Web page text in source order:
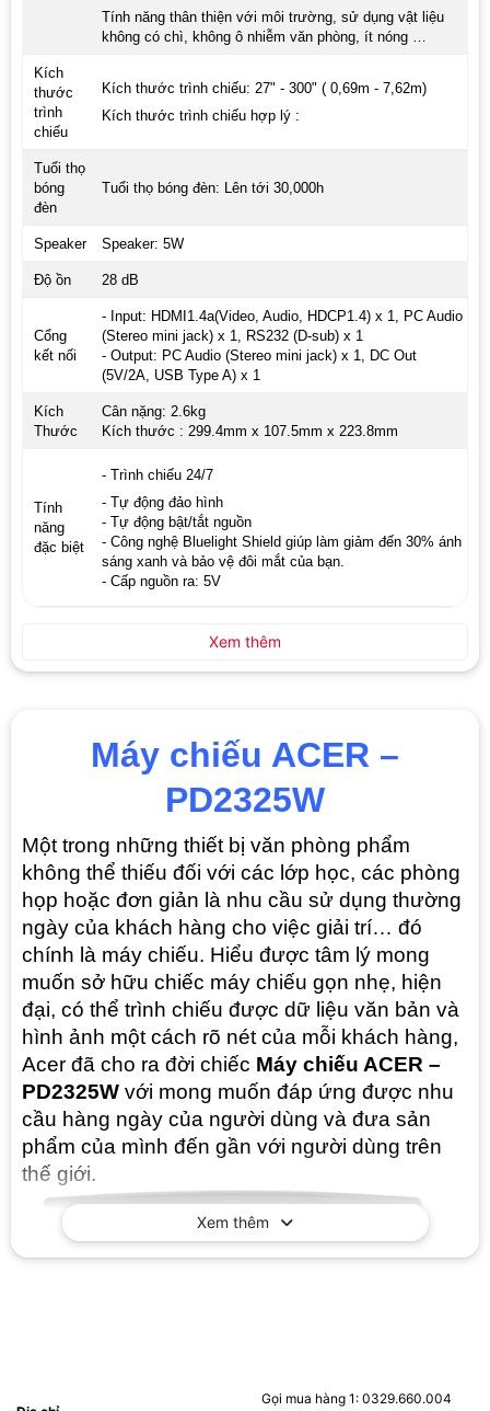
Máy chiếu ACER –
PD2325W
Một trong những thiết bị văn phòng phẩm
không thể thiếu đối với các lớp học, các phòng
họp hoặc đơn giản là nhu cầu sử dụng thường
ngày của khách hàng cho việc giải trí… đó
chính là máy chiếu. Hiểu được tâm lý mong
muốn sở hữu chiếc máy chiếu gọn nhẹ, hiện
đại, có thể trình chiếu được dữ liệu văn bản và
hình ảnh một cách rõ nét của mỗi khách hàng,
Acer đã cho ra đời chiếc Máy chiếu ACER –
PD2325W với mong muốn đáp ứng được nhu
cầu hàng ngày của người dùng và đưa sản
phẩm của mình đến gần với người dùng trên
thế giới.
107.5mm x 223.8mm thì bước đầu sản phẩm
Xem thêm
Tính năng thân thiện với môi trường, sử dụng vật liệu
không có chì, không ô nhiễm văn phòng, ít nóng …
Kích
thước
trình
chiếu
Kích thước trình chiếu: 27" - 300" ( 0,69m - 7,62m)
Kích thước trình chiếu hợp lý :
Tuổi thọ
bóng
đèn
Tuổi thọ bóng đèn: Lên tới 30,000h
Speaker Speaker: 5W
Độ ồn 28 dB
Cổng
kết nối
- Input: HDMI1.4a(Video, Audio, HDCP1.4) x 1, PC Audio
(Stereo mini jack) x 1, RS232 (D-sub) x 1
- Output: PC Audio (Stereo mini jack) x 1, DC Out
(5V/2A, USB Type A) x 1
Kích
Thước
Cân nặng: 2.6kg
Kích thước : 299.4mm x 107.5mm x 223.8mm
Tính
năng
đặc biệt
- Trình chiếu 24/7
- Tự động đảo hình
- Tự động bật/tắt nguồn
- Công nghệ Bluelight Shield giúp làm giảm đến 30% ánh
sáng xanh và bảo vệ đôi mắt của bạn.
- Cấp nguồn ra: 5V
Xem thêm
Gọi mua hàng 1: 0329.660.004